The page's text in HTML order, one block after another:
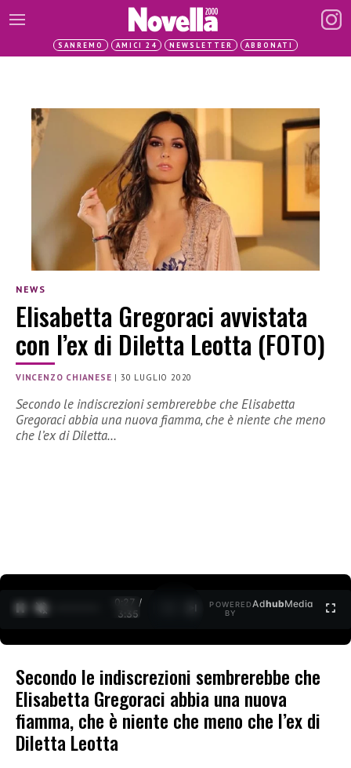
SANREMO AMICI 24 NEWSLETTER ABBONATI
NEWS
Elisabetta Gregoraci avvistata
con l’ex di Diletta Leotta (FOTO)
VINCENZO CHIANESE |30 LUGLIO 2020
Secondo le indiscrezioni sembrerebbe che Elisabetta
Gregoraci abbia una nuova fiamma, che è niente che meno
che l’ex di Diletta…
0:27 /
3:35
POWERED
BY
AdhubMedia
Secondo le indiscrezioni sembrerebbe che
Elisabetta Gregoraci abbia una nuova
fiamma, che è niente che meno che l’ex di
Diletta Leotta